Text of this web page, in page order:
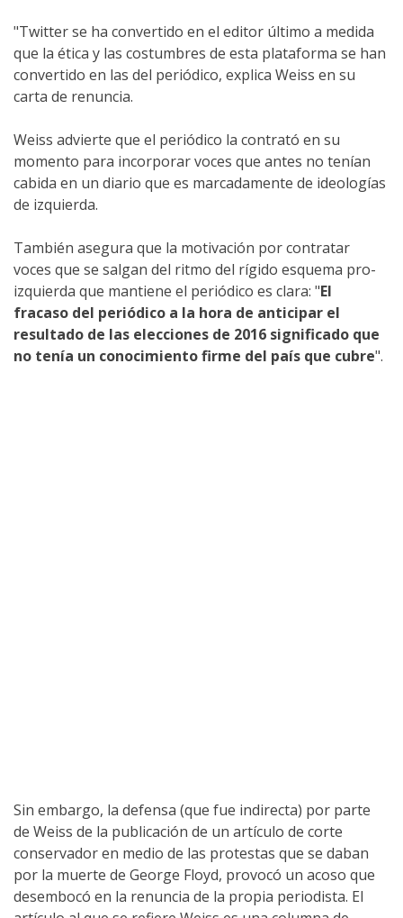
"Twitter se ha convertido en el editor último a medida
que la ética y las costumbres de esta plataforma se han
convertido en las del periódico, explica Weiss en su
carta de renuncia.
Weiss advierte que el periódico la contrató en su
momento para incorporar voces que antes no tenían
cabida en un diario que es marcadamente de ideologías
de izquierda.
También asegura que la motivación por contratar
voces que se salgan del ritmo del rígido esquema pro-
izquierda que mantiene el periódico es clara: "El
fracaso del periódico a la hora de anticipar el
resultado de las elecciones de 2016 significado que
no tenía un conocimiento firme del país que cubre".
Sin embargo, la defensa (que fue indirecta) por parte
de Weiss de la publicación de un artículo de corte
conservador en medio de las protestas que se daban
por la muerte de George Floyd, provocó un acoso que
desembocó en la renuncia de la propia periodista. El